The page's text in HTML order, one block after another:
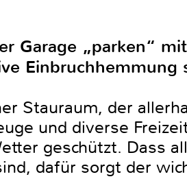
Garage „parken“
Einbruchhemmung
Stauraum, der
und diverse
geschützt. Dass
dafür sorgt der